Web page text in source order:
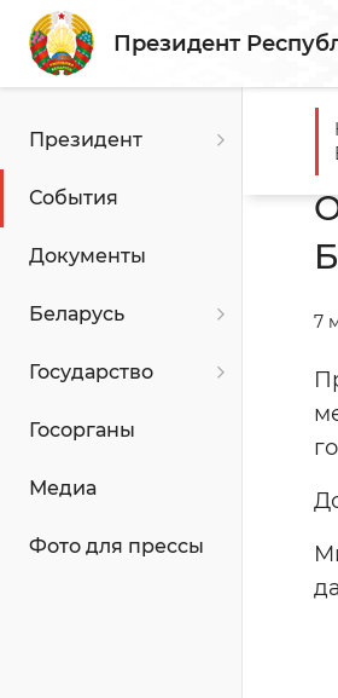
Президент
Президент
События
Документы
Беларусь
Государство
Госорганы
Медиа
Фото для прессы
7